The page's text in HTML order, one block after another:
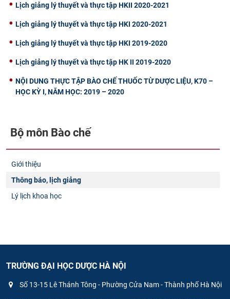
Lịch giảng lý thuyết và thực tập HKII 2020-2021
Lịch giảng lý thuyết và thực tập HKI 2020-2021
Lịch giảng lý thuyết và thực tập HKI 2019-2020
Lịch giảng lý thuyết và thực tập HK II 2019-2020
NỘI DUNG THỰC TẬP BÀO CHẾ THUỐC TỪ DƯỢC LIỆU, K70 –
HỌC KỲ I, NĂM HỌC: 2019 – 2020
Bộ môn Bào chế
Giới thiệu
Thông báo, lịch giảng
Lý lịch khoa học
TRƯỜNG ĐẠI HỌC DƯỢC HÀ NỘI
Số 13-15 Lê Thánh Tông - Phường Cửa Nam - Thành phố Hà Nội